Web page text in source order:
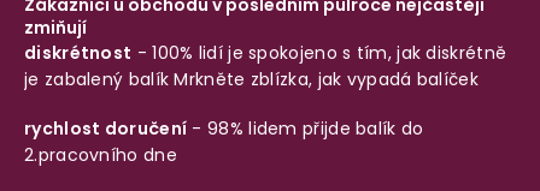
Zákazníci u obchodu v posledním půlroce nejčastěji
zmiňují
diskrétnost - 100% lidí je spokojeno s tím, jak diskrétně
je zabalený balíkMrkněte zblízka, jak vypadá balíček
rychlost doručení - 98% lidem přijde balík do
2.pracovního dne